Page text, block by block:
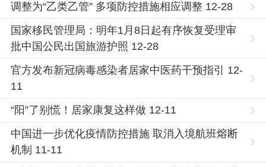
调整为“乙类乙管” 多项防控措施相应调整 12-28
国家移民管理局：明年1月8日起有序恢复受理审
批中国公民出国旅游护照 12-28
官方发布新冠病毒感染者居家中医药干预指引 12-
11
“阳”了别慌！居家康复这样做 12-11
中国进一步优化疫情防控措施 取消入境航班熔断
机制 11-11